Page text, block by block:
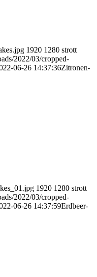
1920 1280 strott
2022/03/cropped-
06-26 14:37:36Zitronen-
1920 1280 strott
2022/03/cropped-
06-26 14:37:59Erdbeer-